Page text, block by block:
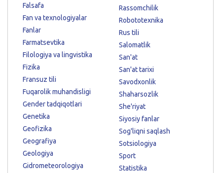
Falsafa
Fan va texnologiyalar
Fanlar
Farmatsevtika
Filologiya va lingvistika
Fizika
Fransuz tili
Fuqarolik muhandisligi
Gender tadqiqotlari
Genetika
Geofizika
Geografiya
Geologiya
Gidrometeorologiya
Rassomchilik
Robototexnika
Rus tili
Salomatlik
San'at
San'at tarixi
Savodxonlik
Shaharsozlik
She'riyat
Siyosiy fanlar
Sog'liqni saqlash
Sotsiologiya
Sport
Statistika